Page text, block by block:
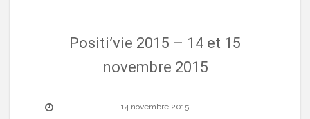
Positi’vie 2015 – 14 et 15
novembre 2015
14 novembre 2015